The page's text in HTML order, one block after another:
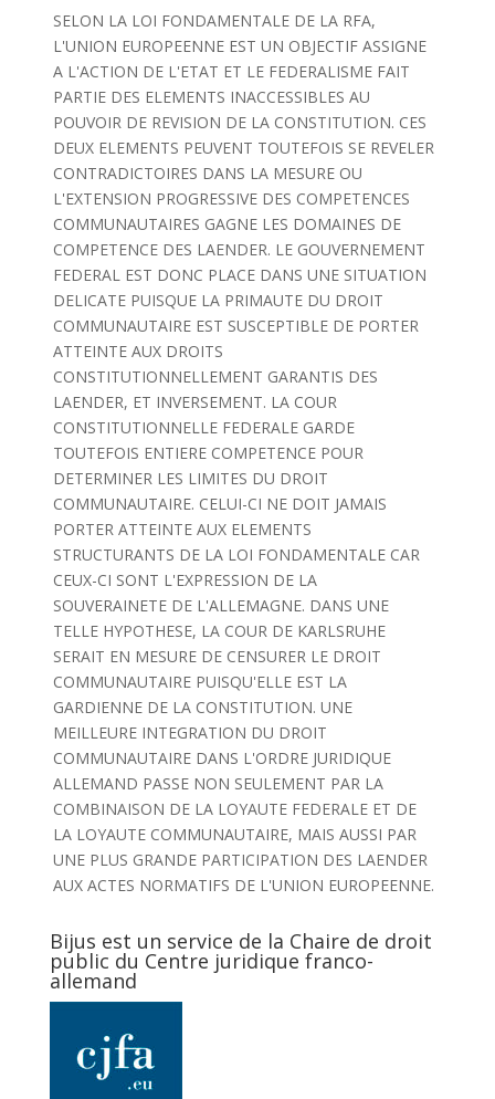
SELON LA LOI FONDAMENTALE DE LA RFA,
L'UNION EUROPEENNE EST UN OBJECTIF ASSIGNE
A L'ACTION DE L'ETAT ET LE FEDERALISME FAIT
PARTIE DES ELEMENTS INACCESSIBLES AU
POUVOIR DE REVISION DE LA CONSTITUTION. CES
DEUX ELEMENTS PEUVENT TOUTEFOIS SE REVELER
CONTRADICTOIRES DANS LA MESURE OU
L'EXTENSION PROGRESSIVE DES COMPETENCES
COMMUNAUTAIRES GAGNE LES DOMAINES DE
COMPETENCE DES LAENDER. LE GOUVERNEMENT
FEDERAL EST DONC PLACE DANS UNE SITUATION
DELICATE PUISQUE LA PRIMAUTE DU DROIT
COMMUNAUTAIRE EST SUSCEPTIBLE DE PORTER
ATTEINTE AUX DROITS
CONSTITUTIONNELLEMENT GARANTIS DES
LAENDER, ET INVERSEMENT. LA COUR
CONSTITUTIONNELLE FEDERALE GARDE
TOUTEFOIS ENTIERE COMPETENCE POUR
DETERMINER LES LIMITES DU DROIT
COMMUNAUTAIRE. CELUI-CI NE DOIT JAMAIS
PORTER ATTEINTE AUX ELEMENTS
STRUCTURANTS DE LA LOI FONDAMENTALE CAR
CEUX-CI SONT L'EXPRESSION DE LA
SOUVERAINETE DE L'ALLEMAGNE. DANS UNE
TELLE HYPOTHESE, LA COUR DE KARLSRUHE
SERAIT EN MESURE DE CENSURER LE DROIT
COMMUNAUTAIRE PUISQU'ELLE EST LA
GARDIENNE DE LA CONSTITUTION. UNE
MEILLEURE INTEGRATION DU DROIT
COMMUNAUTAIRE DANS L'ORDRE JURIDIQUE
ALLEMAND PASSE NON SEULEMENT PAR LA
COMBINAISON DE LA LOYAUTE FEDERALE ET DE
LA LOYAUTE COMMUNAUTAIRE, MAIS AUSSI PAR
UNE PLUS GRANDE PARTICIPATION DES LAENDER
AUX ACTES NORMATIFS DE L'UNION EUROPEENNE.
Bijus est un service de la Chaire de droit
public du Centre juridique franco-
allemand